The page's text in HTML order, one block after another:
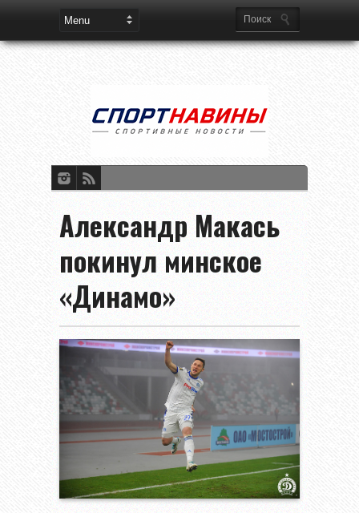
Александр Макась
покинул минское
«Динамо»